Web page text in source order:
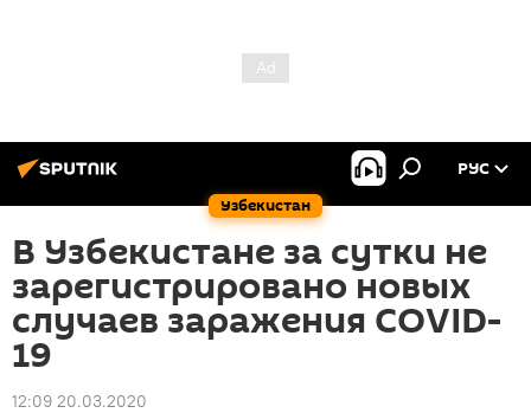
Узбекистан
РУС
В Узбекистане за сутки не
зарегистрировано новых
случаев заражения COVID-
19
12:09 20.03.2020